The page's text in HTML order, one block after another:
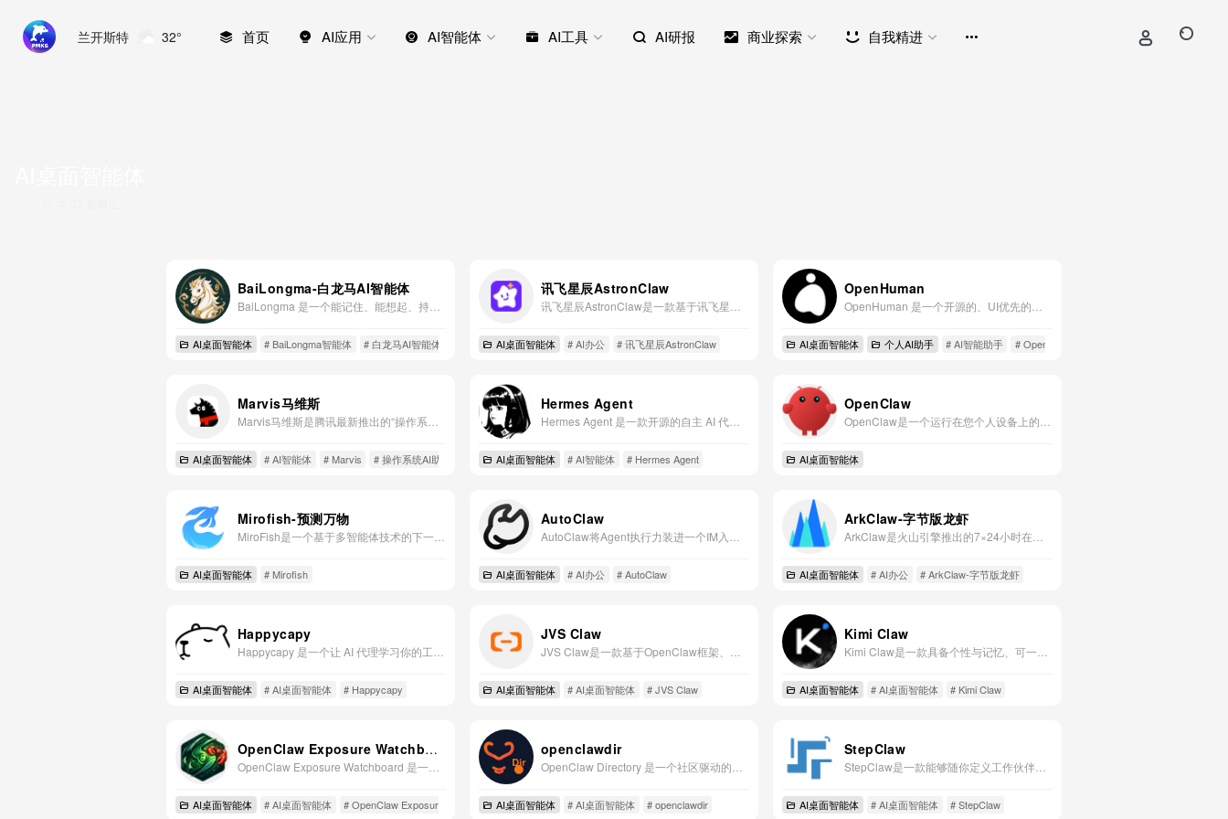
兰开斯特 32° 首页 AI应用 AI智能体 AI工具 AI研报 商业探索 自我精进
BaiLongma-白龙马AI智能体
AI桌面智能体 # BaiLongma智能体 # 白龙马AI智能体
讯飞星辰AstronClaw
AI桌面智能体 # AI办公 # 讯飞星辰AstronClaw
OpenHuman
AI桌面智能体 个人AI助手 # AI智能助手 # OpenHuman
Marvis马维斯
AI桌面智能体 # AI智能体 # Marvis # 操作系统AI助手
Hermes Agent
AI桌面智能体 # AI智能体 # Hermes Agent
OpenClaw
AI桌面智能体
Mirofish-预测万物
AI桌面智能体 # Mirofish
AutoClaw
AI桌面智能体 # AI办公 # AutoClaw
ArkClaw-字节版龙虾
AI桌面智能体 # AI办公 # ArkClaw-字节版龙虾
Happycapy
AI桌面智能体 # AI桌面智能体 # Happycapy
JVS Claw
AI桌面智能体 # AI桌面智能体 # JVS Claw
Kimi Claw
Kimi Claw是一款具备个性与记忆、可一键部署至云端或本地、跨应用主动执行任务的AI助手。
AI桌面智能体 # AI桌面智能体 # Kimi Claw
OpenClaw Exposure Watchboard
AI桌面智能体 # AI桌面智能体 # OpenClaw Exposure Watchboard
openclawdir
AI桌面智能体 # AI桌面智能体 # openclawdir
StepClaw
StepClaw是一款能够随你定义工作伙伴、主动执行任务、操控电脑并管理本地文件的智能AI助手应用。
AI桌面智能体 # AI桌面智能体 # StepClaw